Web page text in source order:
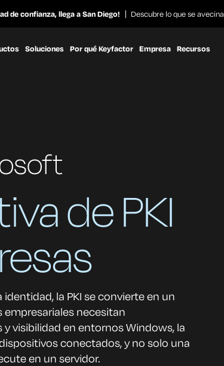
de confianza, llega a San Diego! Descubre lo que se avecina
Soluciones Por qué Keyfactor Empresa Recursos
de PKI
la PKI se convierte en un
necesitan
visibilidad en entornos Windows, la
conectados, y no solo una
en un servidor.